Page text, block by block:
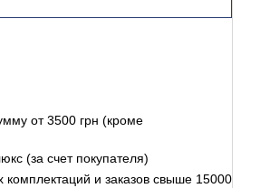
от 3500 грн (кроме
(за счет покупателя)
комплектаций и заказов свыше 15000